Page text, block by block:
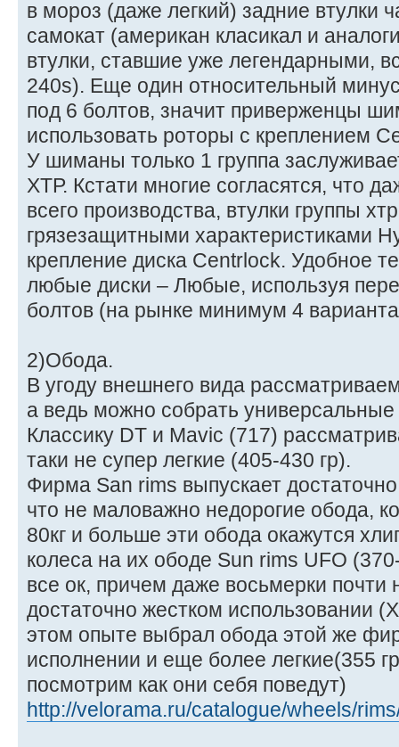
в мороз (даже легкий) задние втулки
самокат (американ класикал и
втулки, ставшие уже легендарными,
240s). Еще один относительный
под 6 болтов, значит приверженцы
использовать роторы с креплением
У шиманы только 1 группа
ХТР. Кстати многие согласятся, что
всего производства, втулки группы
грязезащитными характеристиками
крепление диска Centrlock. Удобное
любые диски – Любые, используя
болтов (на рынке минимум 4
2)Обода.
В угоду внешнего вида
а ведь можно собрать универсальные
Классику DT и Mavic (717)
таки не супер легкие (405-430 гр).
Фирма San rims выпускает
что не маловажно недорогие обода,
80кг и больше эти обода окажутся
колеса на их ободе Sun rims UFO
все ок, причем даже восьмерки почти
достаточно жестком использовании
этом опыте выбрал обода этой же
исполнении и еще более легкие(355
посмотрим как они себя поведут)
http://velorama.ru/catalogue/wheels/